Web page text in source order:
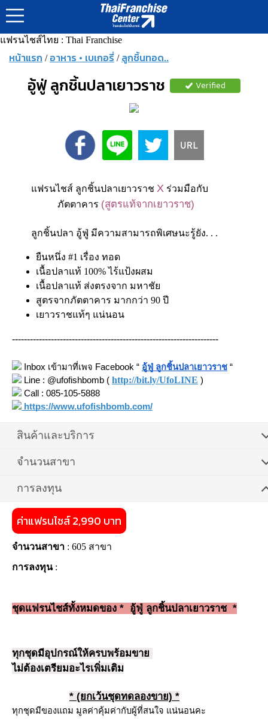
แฟรนไชส์ไทย : Thai Franchise
หน้าแรก / อาหาร • เบเกอรี่ / ลูกชิ้นทอด..
อู้ฟู่ ลูกชิ้นปลาเยาวราช Verified
แฟรนไชส์ ลูกชิ้นปลาเยาวราช X ร่วมมือกับ
ภัตตาคาร (สูตรแท้จากเยาวราช)
ลูกชิ้นปลา อู้ฟู่ มีความสามารถพิเศษนะรู้ยัง. . .
ยืนหนึ่ง #1 เรื่อง ทอด
เนื้อปลาแท้ 100% ไร้แป้งผสม
เนื้อปลาแท้ ส่งตรงจาก มหาชัย
สูตรจากภัตตาคาร มากกว่า 90 ปี
เยาวราชแท้ๆ แน่นอน
---------------------------------------------------------------------
Inbox เข้ามาที่เพจ Facebook “ อู้ฟู่ ลูกชิ้นปลาเยาวราช “
Line : @ufofishbomb ( http://bit.ly/UfoLINE )
Call : 085-105-5888
https://www.ufofishbomb.com/
สินค้าและบริการ
จำนวนสาขา
การลงทุน
ค่าแฟรนไชส์ 2,990 บาท
จำนวนสาขา : 605 สาขา
การลงทุน:
ชุดแฟรนไชส์ทั้งหมดของ *  อู้ฟู่ ลูกชิ้นปลาเยาวราช  *
ทุกชุดมีอุปกรณ์ให้ครบพร้อมขาย
ไม่ต้องเตรียมอะไรเพิ่มเติม
* (ยกเว้นชุดทดลองขาย) *
ทุกชุดมีของแถม มูลค่าคุ้มค่ากับผู้ที่สนใจ แน่นอนคะ